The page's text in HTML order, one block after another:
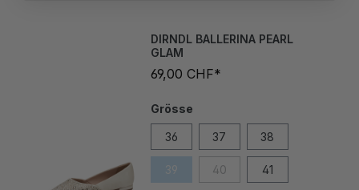
GLAM
69,00 CHF*
39 40 41